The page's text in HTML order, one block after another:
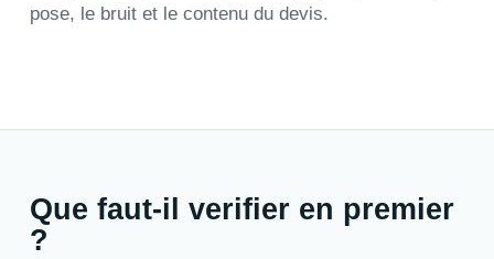
pose, le bruit et le contenu du devis.
Que faut-il verifier en premier
?